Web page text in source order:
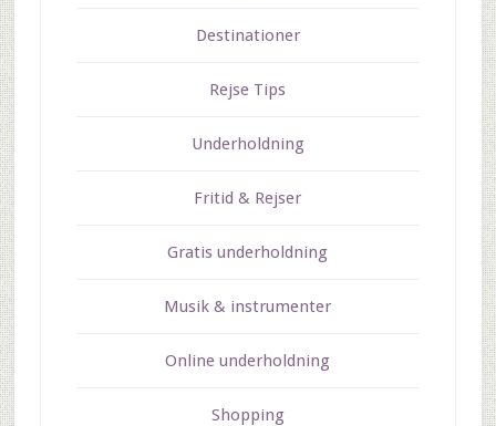
Destinationer
Rejse Tips
Underholdning
Fritid & Rejser
Gratis underholdning
Musik & instrumenter
Online underholdning
Shopping